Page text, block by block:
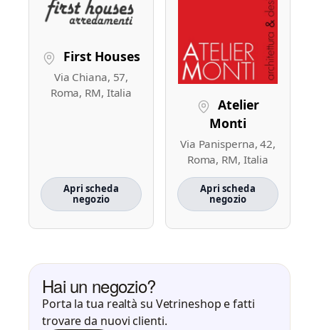
First Houses
Via Chiana, 57,
Roma, RM, Italia
Apri scheda
negozio
Atelier
Monti
Via Panisperna, 42,
Roma, RM, Italia
Apri scheda
negozio
Hai un negozio?
Porta la tua realtà su Vetrineshop e fatti
trovare da nuovi clienti.